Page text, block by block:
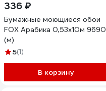
336 ₽
Бумажные моющиеся обои
FOX Арабика 0,53x10м 9690
(м)
5(1)
В корзину